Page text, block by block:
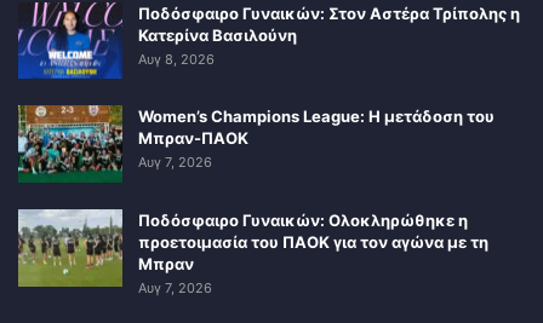
Ποδόσφαιρο Γυναικών: Στον Αστέρα Τρίπολης η
Κατερίνα Βασιλούνη
Αυγ 8, 2026
Women’s Champions League: Η μετάδοση του
Μπραν-ΠΑΟΚ
Αυγ 7, 2026
Ποδόσφαιρο Γυναικών: Ολοκληρώθηκε η
προετοιμασία του ΠΑΟΚ για τον αγώνα με τη
Μπραν
Αυγ 7, 2026